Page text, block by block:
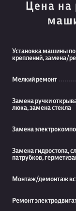
Цена на
Установка машины по
креплений, замена/
Мелкий ремонт
Замена ручки
люка, замена стекла
Замена
Замена гидростопа,
патрубков,
Монтаж/демонтаж
Ремонт